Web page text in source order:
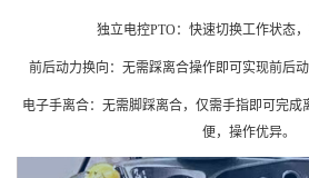
独立电控PTO：快速切换工作状态，
前后动力换向：无需踩离合操作即可实现前后
电子手离合：无需脚踩离合，仅需手指即可完
便，操作优异。